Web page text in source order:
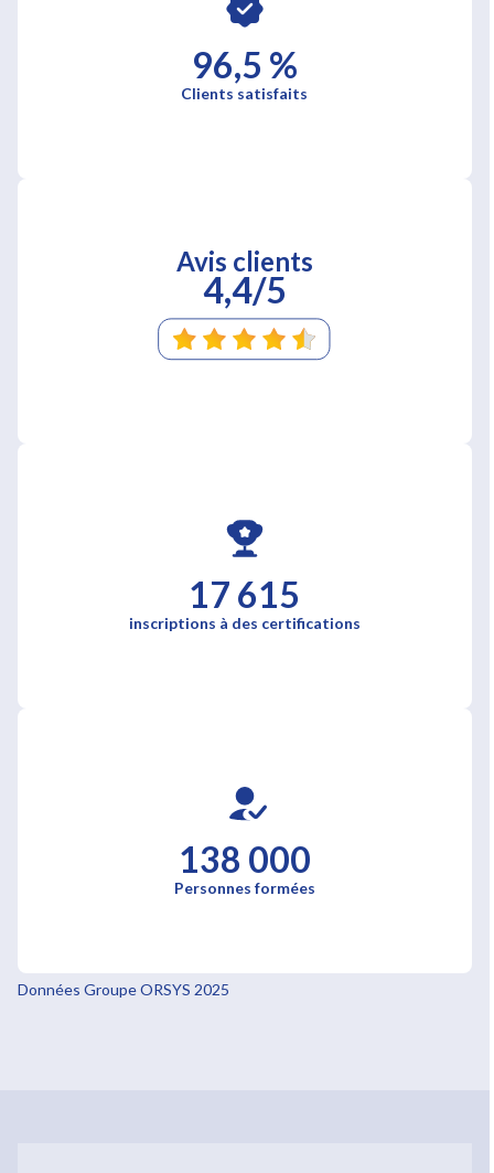
96,5 %
Clients satisfaits
Avis clients
4,4/5
17 615
inscriptions à des certifications
138 000
Personnes formées
Données Groupe ORSYS 2025